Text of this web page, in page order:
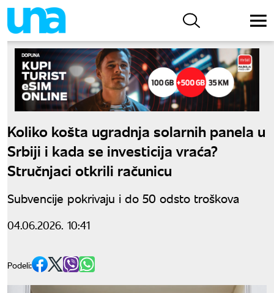
Koliko košta ugradnja solarnih panela u
Srbiji i kada se investicija vraća?
Stručnjaci otkrili računicu
Subvencije pokrivaju i do 50 odsto troškova
04.06.2026. 10:41
Podeli: